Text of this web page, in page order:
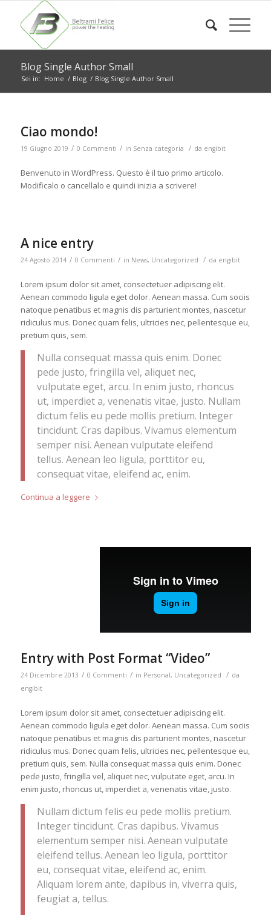
Blog Single Author Small
Sei in: Home / Blog / Blog Single Author Small
Ciao mondo!
19 Giugno 2019 / 0 Commenti / in Senza categoria / da engibit
Benvenuto in WordPress. Questo è il tuo primo articolo.
Modificalo o cancellalo e quindi inizia a scrivere!
A nice entry
24 Agosto 2014 / 0 Commenti / in News, Uncategorized / da engibit
Lorem ipsum dolor sit amet, consectetuer adipiscing elit.
Aenean commodo ligula eget dolor. Aenean massa. Cum sociis
natoque penatibus et magnis dis parturient montes, nascetur
ridiculus mus. Donec quam felis, ultricies nec, pellentesque eu,
pretium quis, sem.
Nulla consequat massa quis enim. Donec
pede justo, fringilla vel, aliquet nec,
vulputate eget, arcu. In enim justo, rhoncus
ut, imperdiet a, venenatis vitae, justo. Nullam
dictum felis eu pede mollis pretium. Integer
tincidunt. Cras dapibus. Vivamus elementum
semper nisi. Aenean vulputate eleifend
tellus. Aenean leo ligula, porttitor eu,
consequat vitae, eleifend ac, enim.
Continua a leggere
Entry with Post Format “Video”
24 Dicembre 2013 / 0 Commenti / in Personal, Uncategorized / da
engibit
Lorem ipsum dolor sit amet, consectetuer adipiscing elit.
Aenean commodo ligula eget dolor. Aenean massa. Cum sociis
natoque penatibus et magnis dis parturient montes, nascetur
ridiculus mus. Donec quam felis, ultricies nec, pellentesque eu,
pretium quis, sem. Nulla consequat massa quis enim. Donec
pede justo, fringilla vel, aliquet nec, vulputate eget, arcu. In
enim justo, rhoncus ut, imperdiet a, venenatis vitae, justo.
Nullam dictum felis eu pede mollis pretium.
Integer tincidunt. Cras dapibus. Vivamus
elementum semper nisi. Aenean vulputate
eleifend tellus. Aenean leo ligula, porttitor
eu, consequat vitae, eleifend ac, enim.
Aliquam lorem ante, dapibus in, viverra quis,
feugiat a, tellus.